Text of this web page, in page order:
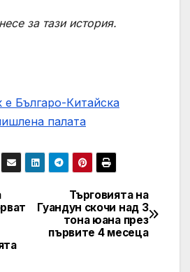
за тази история.
Българо-Китайска
палaта
Търговията на
Гуандун скочи над 3
тона юана през
първите 4 месеца